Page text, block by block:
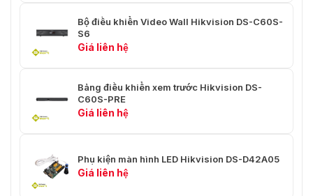
Bộ điều khiển Video Wall Hikvision DS-C60S-
S6
Giá liên hệ
Bảng điều khiển xem trước Hikvision DS-
C60S-PRE
Giá liên hệ
Phụ kiện màn hình LED Hikvision DS-D42A05
Giá liên hệ